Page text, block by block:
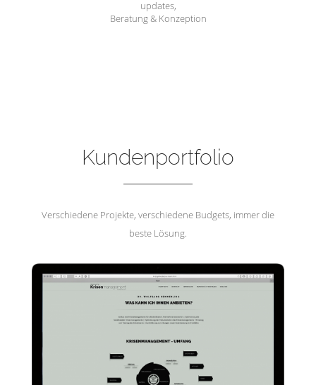
updates,
Beratung & Konzeption
Kundenportfolio
Verschiedene Projekte, verschiedene Budgets, immer die
beste Lösung.